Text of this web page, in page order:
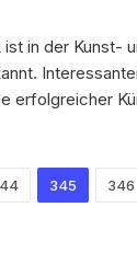
in der Kunst-
erfolgreicher
345 346